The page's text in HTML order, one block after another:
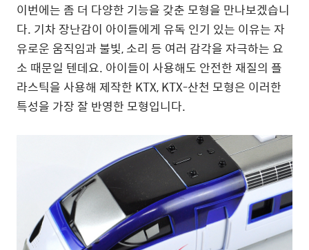
이번에는 좀 더 다양한 기능을 갖춘 모형을 만나보겠습니
다. 기차 장난감이 아이들에게 유독 인기 있는 이유는 자
유로운 움직임과 불빛, 소리 등 여러 감각을 자극하는 요
소 때문일 텐데요. 아이들이 사용해도 안전한 재질의 플
라스틱을 사용해 제작한 KTX, KTX-산천 모형은 이러한
특성을 가장 잘 반영한 모형입니다.